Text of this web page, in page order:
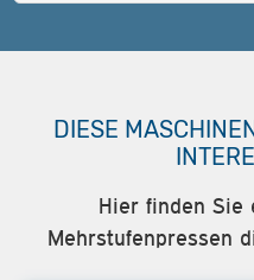
DIESE
Hier finden Sie
Mehrstufenpressen